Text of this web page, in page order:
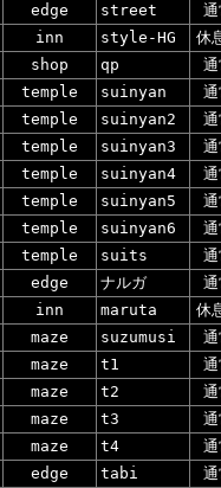
edge street
inn style-HG
休
shop qp
temple suinyan
temple suinyan2
temple suinyan3
temple suinyan4
temple suinyan5
temple suinyan6
temple suits
edge ナルガ
inn maruta
休
maze suzumusi
maze t1
maze t2
maze t3
maze t4
edge tabi